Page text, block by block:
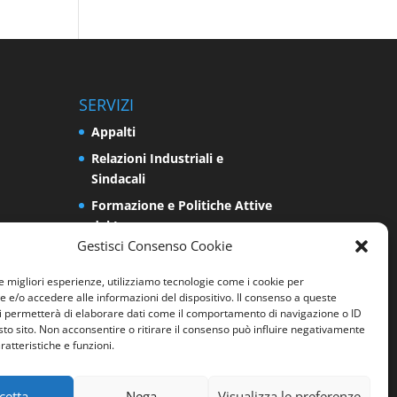
Gestisci Consenso Cookie
migliori esperienze, utilizziamo tecnologie come i cookie per
e/o accedere alle informazioni del dispositivo. Il consenso a queste
permetterà di elaborare dati come il comportamento di navigazione o ID
sito. Non acconsentire o ritirare il consenso può influire negativamente
e funzioni.
SERVIZI
Appalti
Relazioni Industriali e
Sindacali
Formazione e Politiche Attive
del Lavoro
Impresa
Programmazione e Sviluppo
del Territorio
Energia e Ambiente
Sicurezza sui luoghi di lavoro